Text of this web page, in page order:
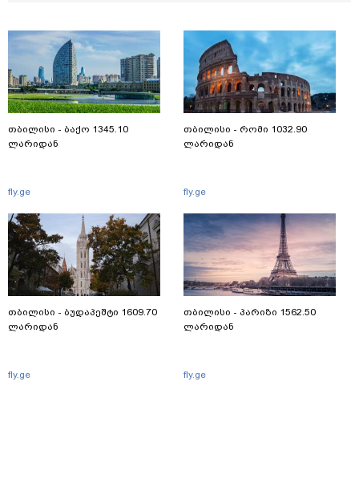
თბილისი - ბაქო 1345.10
ლარიდან
fly.ge
თბილისი - ბუდაპეშტი 1609.70
ლარიდან
fly.ge
თბილისი - რომი 1032.90
ლარიდან
fly.ge
თბილისი - პარიზი 1562.50
ლარიდან
fly.ge